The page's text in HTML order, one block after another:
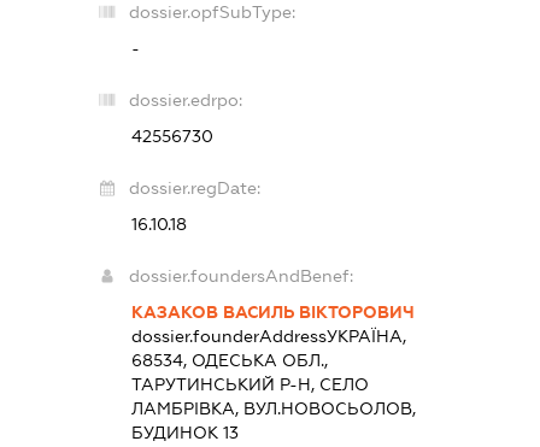
dossier.opfSubType:
-
dossier.edrpo:
42556730
dossier.regDate:
16.10.18
dossier.foundersAndBenef:
КАЗАКОВ ВАСИЛЬ ВІКТОРОВИЧ
dossier.founderAddressУКРАЇНА,
68534, ОДЕСЬКА ОБЛ.,
ТАРУТИНСЬКИЙ Р-Н, СЕЛО
ЛАМБРІВКА, ВУЛ.НОВОСЬОЛОВ,
БУДИНОК 13